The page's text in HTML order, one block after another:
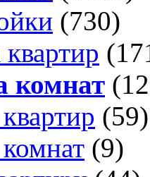
(730)
комнат
(59)
(9)